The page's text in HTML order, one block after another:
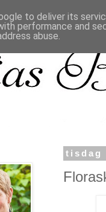
tisdag
to deliver its
performance and
abuse.